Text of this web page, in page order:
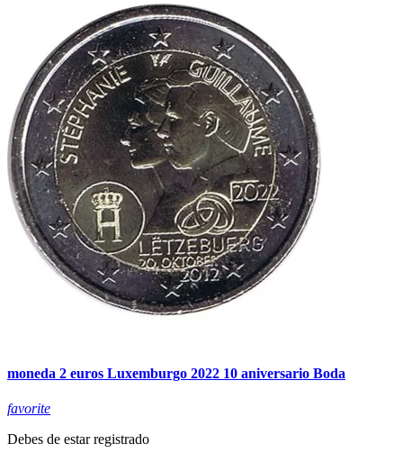
moneda 2 euros Luxemburgo 2022 10 aniversario Boda
favorite
Debes de estar registrado